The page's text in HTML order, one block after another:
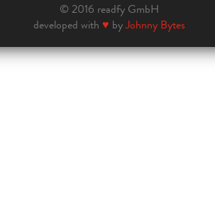
© 2016 readfy GmbH
developed with ♥ byJohnny Bytes